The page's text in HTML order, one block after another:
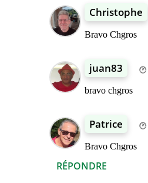
RÉPONDRE
Christophe
Bravo Chgros
juan83
bravo chgros
Patrice
Bravo Chgros